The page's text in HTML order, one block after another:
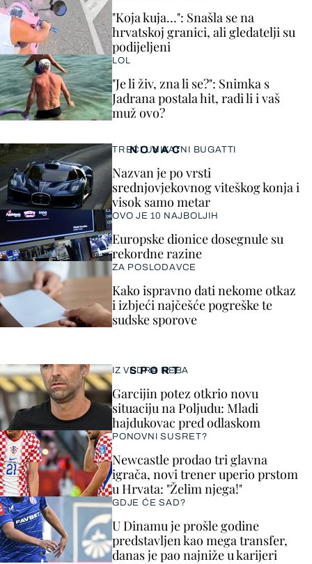
"Koja kuja…": Snašla se na
hrvatskoj granici, ali gledatelji su
podijeljeni
LOL
"Je li živ, zna li se?": Snimka s
Jadrana postala hit, radi li i vaš
muž ovo?
SPORT
IZ VEDRA NEBA
Garcijin potez otkrio novu
situaciju na Poljudu: Mladi
hajdukovac pred odlaskom
PONOVNI SUSRET?
Newcastle prodao tri glavna
igrača, novi trener uperio prstom
u Hrvata: "Želim njega!"
GDJE ĆE SAD?
U Dinamu je prošle godine
predstavljen kao mega transfer,
danas je pao najniže u karijeri
NOVAC
TREĆI UNIKATNI BUGATTI
Nazvan je po vrsti
srednjovjekovnog viteškog konja i
visok samo metar
OVO JE 10 NAJBOLJIH
Europske dionice dosegnule su
rekordne razine
ZA POSLODAVCE
Kako ispravno dati nekome otkaz
i izbjeći najčešće pogreške te
sudske sporove